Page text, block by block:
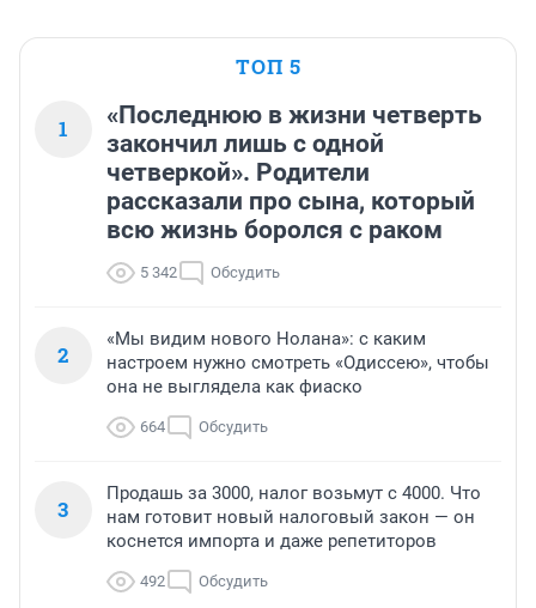
ТОП 5
1
«Последнюю в жизни четверть
закончил лишь с одной
четверкой». Родители
рассказали про сына, который
всю жизнь боролся с раком
5 342 Обсудить
2
«Мы видим нового Нолана»: с каким
настроем нужно смотреть «Одиссею», чтобы
она не выглядела как фиаско
664 Обсудить
3
Продашь за 3000, налог возьмут с 4000. Что
нам готовит новый налоговый закон — он
коснется импорта и даже репетиторов
492 Обсудить